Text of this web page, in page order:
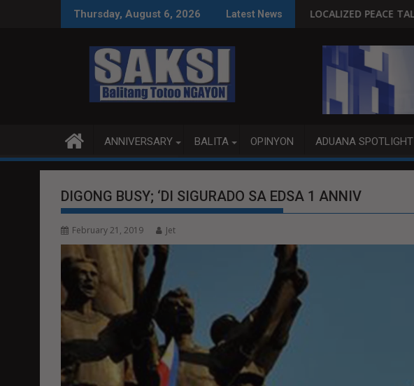
Thursday, August 6, 2026 Latest News
Smart Dental Tech
PULITIKA KAYSA LEGAL SA IMPEACHMENT TRIALLOCALIZED PEACE TALKS MAS PRODUKTIBO
ANNIVERSARY BALITA OPINYON ADUANA SPOTLIGHT
DIGONG BUSY; ‘DI SIGURADO SA EDSA 1 ANNIV
February 21, 2019 Jet